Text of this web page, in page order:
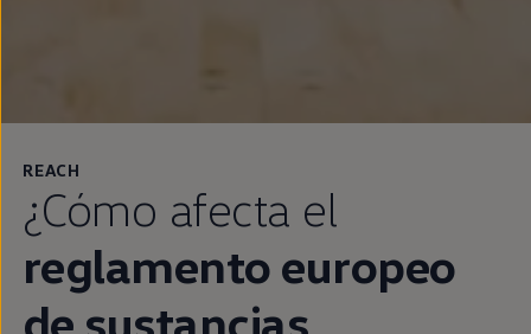
REACH
¿Cómo afecta el
reglamento europeo
de sustancias